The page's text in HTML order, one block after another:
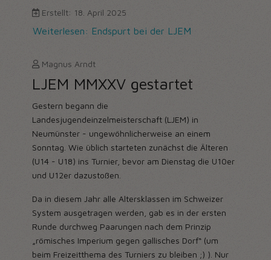
Erstellt: 18. April 2025
Weiterlesen: Endspurt bei der LJEM
Magnus Arndt
LJEM MMXXV gestartet
Gestern begann die
Landesjugendeinzelmeisterschaft (LJEM) in
Neumünster - ungewöhnlicherweise an einem
Sonntag. Wie üblich starteten zunächst die Älteren
(U14 - U18) ins Turnier, bevor am Dienstag die U10er
und U12er dazustoßen.
Da in diesem Jahr alle Altersklassen im Schweizer
System ausgetragen werden, gab es in der ersten
Runde durchweg Paarungen nach dem Prinzip
„römisches Imperium gegen gallisches Dorf“ (um
beim Freizeitthema des Turniers zu bleiben ;) ). Nur